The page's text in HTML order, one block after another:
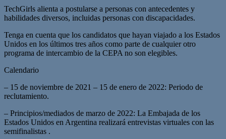
TechGirls alienta a postularse a personas con antecedentes y
habilidades diversos, incluidas personas con discapacidades.
Tenga en cuenta que los candidatos que hayan viajado a los Estados
Unidos en los últimos tres años como parte de cualquier otro
programa de intercambio de la CEPA no son elegibles.
Calendario
– 15 de noviembre de 2021 – 15 de enero de 2022: Periodo de
reclutamiento.
– Principios/mediados de marzo de 2022: La Embajada de los
Estados Unidos en Argentina realizará entrevistas virtuales con las
semifinalistas .